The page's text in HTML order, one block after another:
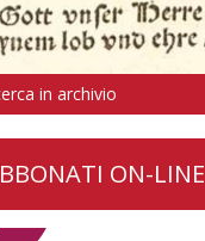
in archivio
ON-LINE